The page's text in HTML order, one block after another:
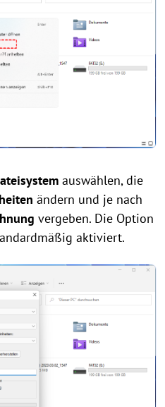
auswählen, die
ändern und je nach
vergeben. Die Option
aktiviert.